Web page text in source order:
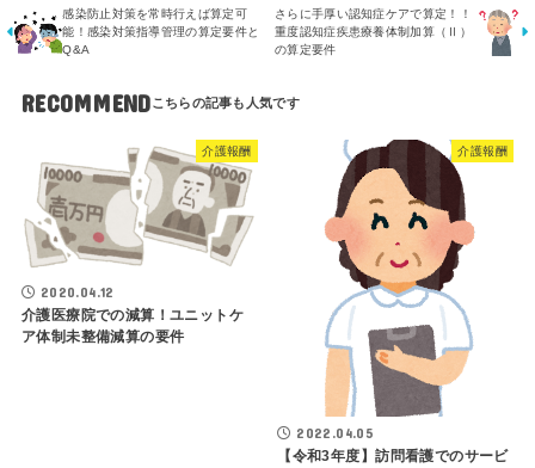
感染防止対策を常時行えば算定可
能！感染対策指導管理の算定要件と
Q&A
さらに手厚い認知症ケアで算定！！
重度認知症疾患療養体制加算（Ⅱ）
の算定要件
RECOMMEND
介護報酬
2020.04.12
介護医療院での減算！ユニットケ
ア体制未整備減算の要件
介護報酬
2022.04.05
【令和3年度】訪問看護でのサービ